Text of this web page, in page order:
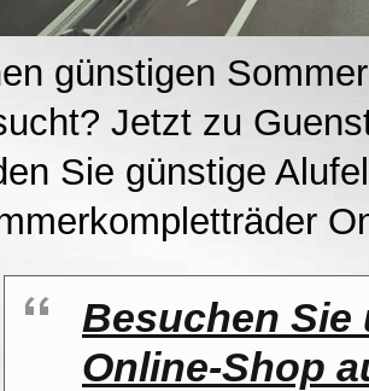
günstigen
Jetzt zu
Sie günstige
Besuchen Sie
Online-Shop